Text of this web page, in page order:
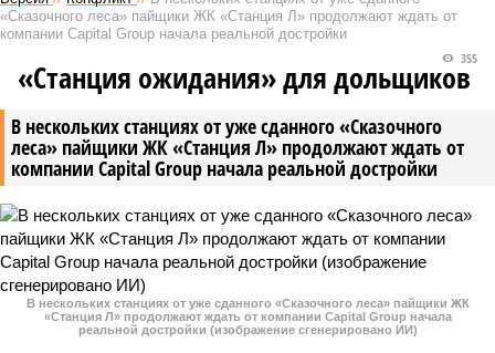
«Сказочного леса» пайщики ЖК «Станция Л» продолжают ждать от
компании Capital Group начала реальной достройки
В нескольких станциях от уже сданного «Сказочного
леса» пайщики ЖК «Станция Л» продолжают ждать от
компании Capital Group начала реальной достройки
355
«Станция ожидания» для дольщиков
В нескольких станциях от уже сданного «Сказочного леса» пайщики ЖК
«Станция Л» продолжают ждать от компании Capital Group начала
реальной достройки (изображение сгенерировано ИИ)